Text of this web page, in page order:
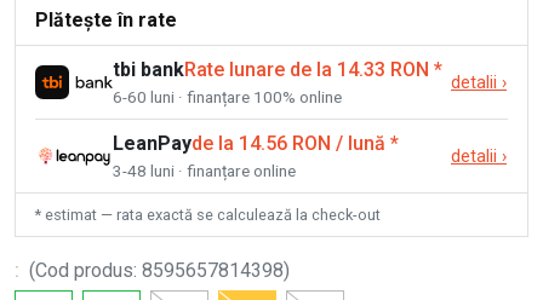
Plătește în rate
tbi bankRate lunare de la 14.33 RON *
6-60 luni · finanțare 100% online
detalii ›
LeanPayde la 14.56 RON / lună *
3-48 luni · finanțare online
detalii ›
* estimat — rata exactă se calculează la check-out
: (Cod produs: 8595657814398)